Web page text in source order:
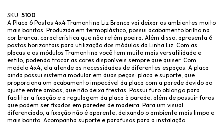
SKU: 5100
A Placa 6 Postos 4x4 Tramontina Liz Branca vai deixar os ambientes muito
mais bonitos. Produzida em termoplástico, possui acabamento brilho na
cor branca, característica que não retém poeira. Além disso, apresenta 6
postos horizontais para utilização dos módulos da Linha Liz. Com as
placas e os módulos Tramontina você tem muito mais versatilidade e
estilo, podendo trocar as cores disponíveis sempre que quiser. Com
modelo 4x4, ela atende as necessidades de diferentes espaços. A placa
ainda possui sistema modular em duas peças: placa e suporte, que
proporciona um acabamento impecável da placa com a parede devido ao
ajuste entre ambos, que não deixa frestas. Possui furo oblongo para
facilitar a fixação e a regulagem da placa à parede, além de possuir furos
que podem ser fixados em paredes de madeira. Para um visual
diferenciado, a fixação não é aparente, deixando o ambiente mais limpo e
mais bonito. Acompanha suporte e parafusos para a instalação.